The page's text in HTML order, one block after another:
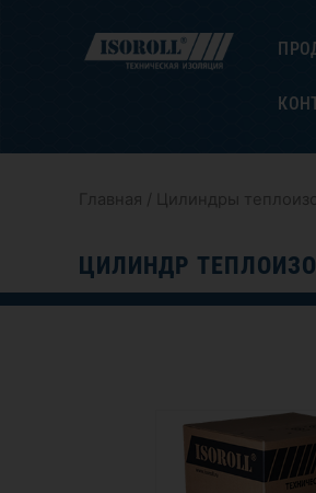
Главная / Цилиндры
ЦИЛИНДР